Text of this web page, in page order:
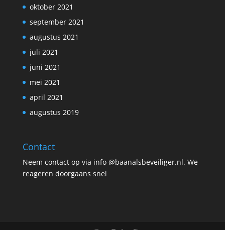
oktober 2021
september 2021
augustus 2021
juli 2021
juni 2021
mei 2021
april 2021
augustus 2019
Contact
Neem contact op via info @baanalsbeveiliger.nl. We
reageren doorgaans snel